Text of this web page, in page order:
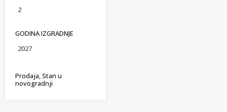
2
GODINA IZGRADNJE
2027
Prodaja, Stan u
novogradnji